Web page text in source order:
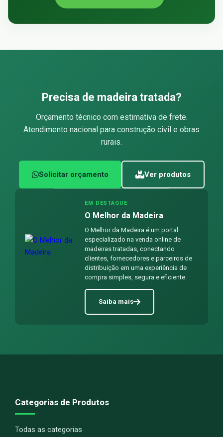
Precisa de madeira tratada?
Orçamento técnico com estimativa de frete.
Atendimento nacional para construção civil e obras
rurais.
Solicitar orçamento Ver produtos
EM DESTAQUE
O Melhor da Madeira
O Melhor da Madeira é um portal
especializado na venda online de
madeiras tratadas, conectando
clientes, fornecedores e parceiros de
distribuição em uma experiência de
compra simples, segura e eficiente.
Saiba mais
Categorias de Produtos
Todas as categorias